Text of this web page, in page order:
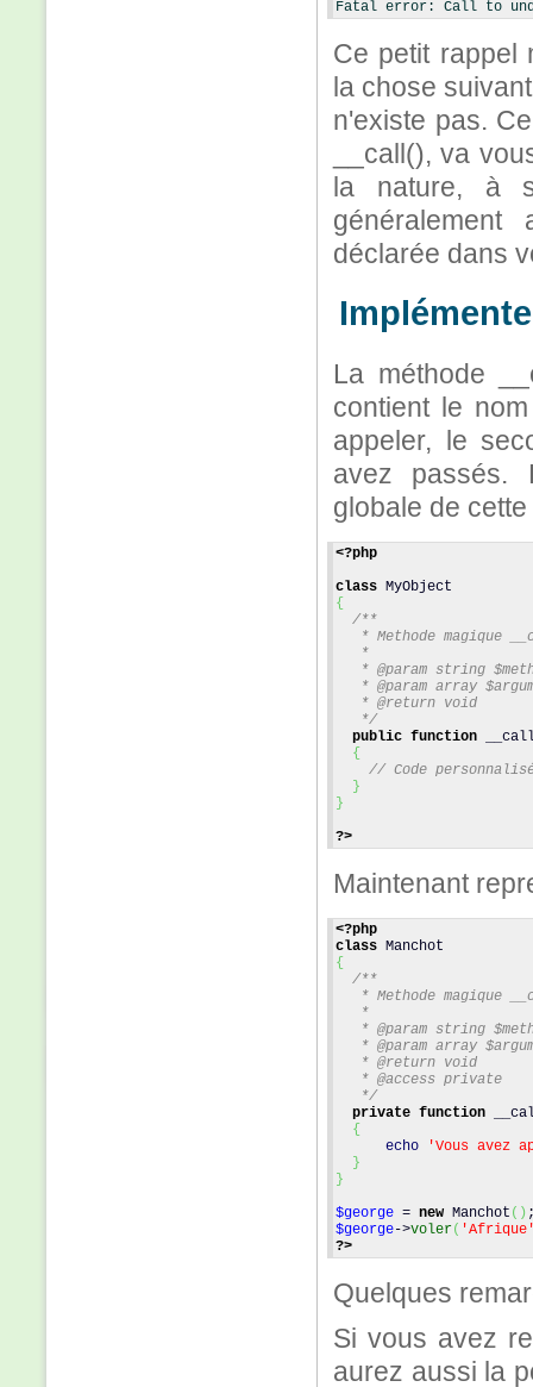
Fatal error: Call to
Ce petit rappel
la chose
n'existe pas.
__call(), va
la nature, à
déclarée dans
La méthode
contient le
appeler, le
avez passés.
globale de
<?php
class MyObject
{
/**
* Methode magique
   *
* @param string
* @param array
   * @return void
   */
public function
{
// Code
}
}
?>
Maintenant
<?php
class Manchot
{
/**
* Methode magique
   *
* @param string
* @param array
   * @return void
   * @access private
   */
private function
{
echo
'Vous avez
}
}
$george = new Manchot ( )
$george->voler(
?>
Quelques
Si vous avez
aurez aussi la